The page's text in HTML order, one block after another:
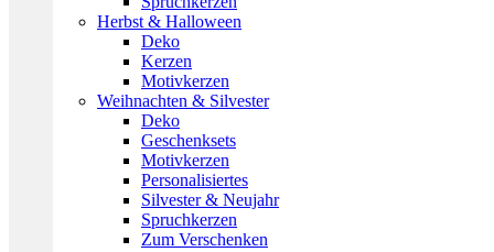
Herbst & Halloween
Deko
Kerzen
Motivkerzen
Weihnachten & Silvester
Deko
Geschenksets
Motivkerzen
Personalisiertes
Silvester & Neujahr
Spruchkerzen
Zum Verschenken